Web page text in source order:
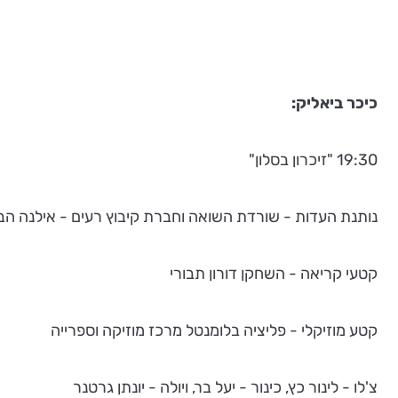
כיכר ביאליק:
19:30 "זיכרון בסלון"
נותנת העדות - שורדת השואה וחברת קיבוץ רעים - אילנה
קטעי קריאה - השחקן דורון תבורי
קטע מוזיקלי - פליציה בלומנטל מרכז מוזיקה וספרייה
צ'לו - לינור כץ, כינור - יעל בר, ויולה - יונתן גרטנר